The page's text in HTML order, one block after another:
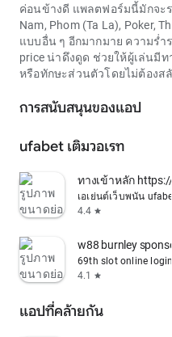
ค่อนข้างดี แพลตฟอร์มนี้มักจะร
Nam, Phom (Ta La), Poker,
แบบอื่น ๆ อีกมากมาย ความร่ำ
price น่าดึงดูด ช่วยให้ผู้เล่นมี
หรือทักษะส่วนตัวโดยไม่ต้องส
การสนับสนุนของแอป
ufabet เติมวอเรท
ทางเข้าหลัก
เอเย่นต์เว็บพนัน ufabet
4.4 star
w88 burnley
69th slot online login
4.1
star
แอปที่คล้ายกัน